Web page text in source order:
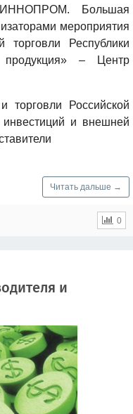
Большая
мероприятия
Республики
продукция» – Центр
торговли Российской
инвестиций и внешней
Читать дальше →
0
и